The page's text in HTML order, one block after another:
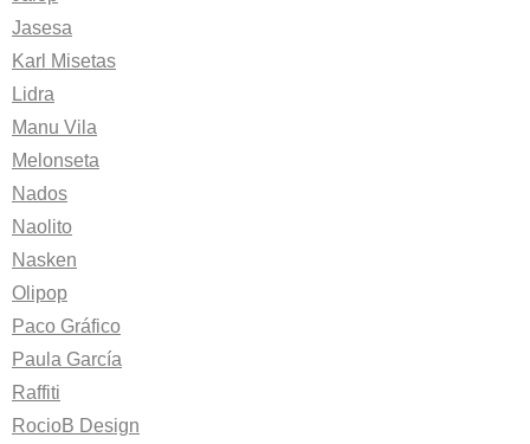
Jasesa
Karl Misetas
Lidra
Manu Vila
Melonseta
Nados
Naolito
Nasken
Olipop
Paco Gráfico
Paula García
Raffiti
RocioB Design